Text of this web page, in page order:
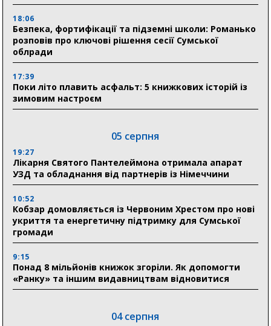
18:06
Безпека, фортифікації та підземні школи: Романько
розповів про ключові рішення сесії Сумської
облради
17:39
Поки літо плавить асфальт: 5 книжкових історій із
зимовим настроєм
05 серпня
19:27
Лікарня Святого Пантелеймона отримала апарат
УЗД та обладнання від партнерів із Німеччини
10:52
Кобзар домовляється із Червоним Хрестом про нові
укриття та енергетичну підтримку для Сумської
громади
9:15
Понад 8 мільйонів книжок згоріли. Як допомогти
«Ранку» та іншим видавництвам відновитися
04 серпня